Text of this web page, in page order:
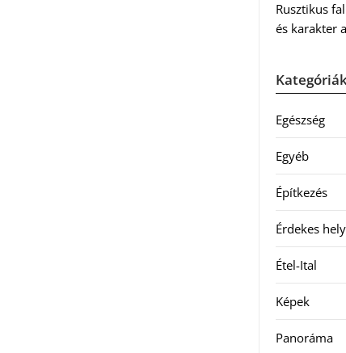
Rusztikus
és karakter
Egészség
Egyéb
Építkezés
Érdekes
Étel-Ital
Képek
Panoráma